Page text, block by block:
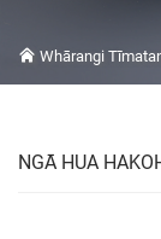
Whārangi
NGĀ HUA